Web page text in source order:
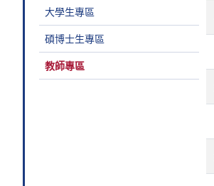
大學生專區
碩博士生專區
教師專區